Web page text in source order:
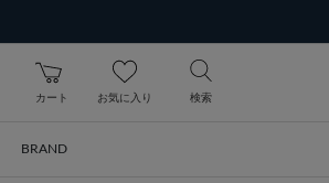
カート お気に入り 検索
BRAND